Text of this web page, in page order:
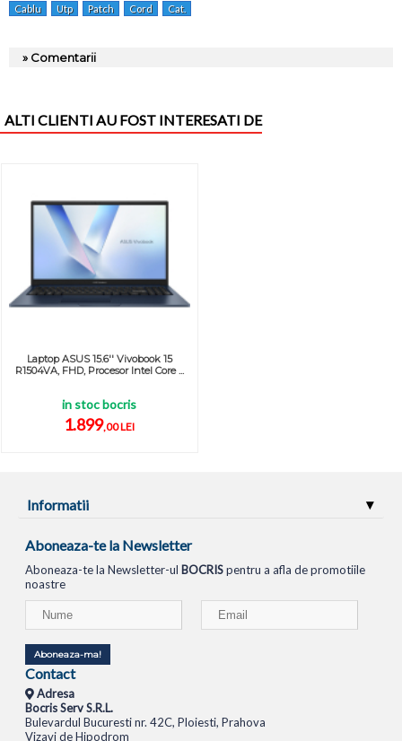
Cablu Utp Patch Cord Cat.
» Comentarii
ALTI CLIENTI AU FOST INTERESATI DE
Laptop ASUS 15.6'' Vivobook 15
R1504VA, FHD, Procesor Intel Core ...
in stoc bocris
1.899,00 LEI
Informatii
Aboneaza-te la Newsletter
Aboneaza-te la Newsletter-ul BOCRISpentru a afla de promotiile
noastre
Aboneaza-ma!
Contact
Adresa
Bocris Serv S.R.L.
Bulevardul Bucuresti nr. 42C, Ploiesti, Prahova
Vizavi de Hipodrom